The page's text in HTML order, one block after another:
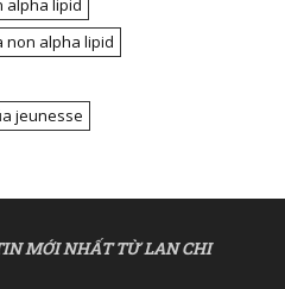
alpha lipid
non alpha lipid
jeunesse
MỚI NHẤT TỪ LAN CHI